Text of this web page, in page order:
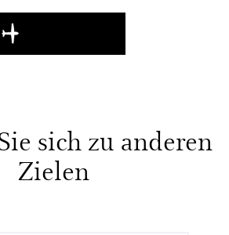
sich zu anderen
Zielen